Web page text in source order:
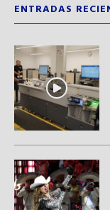
ENTRADAS